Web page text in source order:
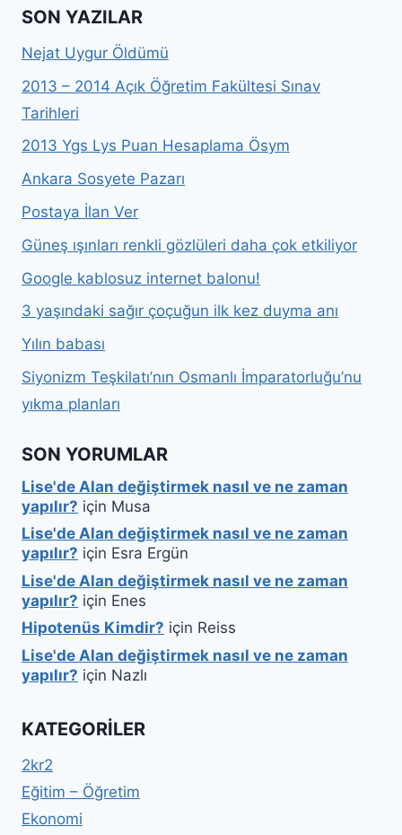
SON YAZILAR
Nejat Uygur Öldümü
2013 – 2014 Açık Öğretim Fakültesi Sınav
Tarihleri
2013 Ygs Lys Puan Hesaplama Ösym
Ankara Sosyete Pazarı
Postaya İlan Ver
Güneş ışınları renkli gözlüleri daha çok etkiliyor
Google kablosuz internet balonu!
3 yaşındaki sağır çoçuğun ilk kez duyma anı
Yılın babası
Siyonizm Teşkilatı’nın Osmanlı İmparatorluğu’nu
yıkma planları
SON YORUMLAR
Lise'de Alan değiştirmek nasıl ve ne zaman
yapılır? için Musa
Lise'de Alan değiştirmek nasıl ve ne zaman
yapılır? için Esra Ergün
Lise'de Alan değiştirmek nasıl ve ne zaman
yapılır? için Enes
Hipotenüs Kimdir? için Reiss
Lise'de Alan değiştirmek nasıl ve ne zaman
yapılır? için Nazlı
KATEGORILER
2kr2
Eğitim – Öğretim
Ekonomi